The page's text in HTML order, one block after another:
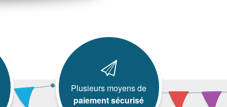
Plusieurs moyens de
paiement sécurisé